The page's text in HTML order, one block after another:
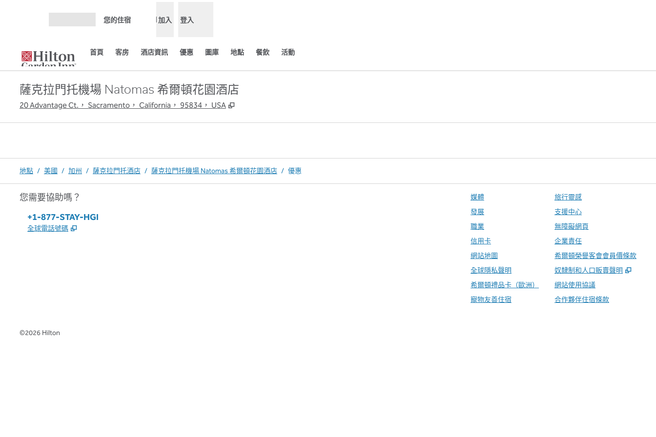
您的住宿 加入 登入
首頁 客房 酒店資訊 優惠 圖庫 地點 餐飲 活動
薩克拉門托機場 Natomas 希爾頓花園酒店
20 Advantage Ct.， Sacramento， California， 95834， USA ,
地點 / 美國 / 加州 / 薩克拉門托酒店 / 薩克拉門托機場 Natomas 希爾頓花園酒店 / 優惠
您需要協助嗎？
電話：
+1-877-STAY-HGI
全球電話號碼 ,
媒體
發展
職業
信用卡
網站地圖
全球隱私聲明
希爾頓禮品卡（歐洲）
寵物友善住宿
旅行靈感
支援中心
無障礙網頁
企業責任
希爾頓榮譽客會會員價條款
奴隸制和人口販賣聲明
,
網站使用協議
合作夥伴住宿條款
©2026 Hilton